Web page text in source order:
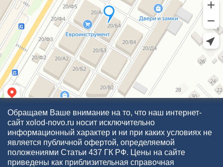
Обращаем Ваше внимание на то, что наш интернет-
сайт xolod-novo.ru носит исключительно
информационный характер и ни при каких условиях не
является публичной офертой, определяемой
положениями Статьи 437 ГК РФ. Цены на сайте
приведены как приблизительная справочная